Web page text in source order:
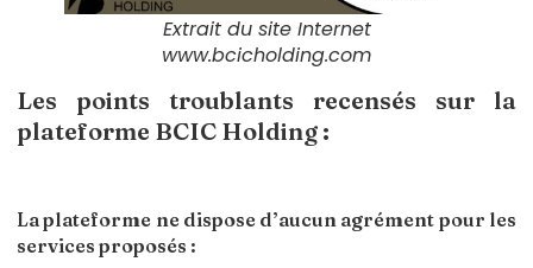
Extrait du site Internet
www.bcicholding.com
Les points troublants recensés sur la
plateforme BCIC Holding :
La plateforme ne dispose d’aucun agrément pour les
services proposés :